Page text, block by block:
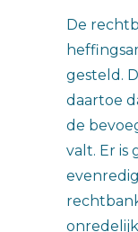
De
gesteld.
daartoe
de
valt. Er is